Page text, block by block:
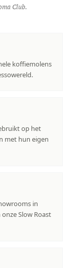
Club.
koffiemolens
op het
met hun eigen
in
Slow Roast